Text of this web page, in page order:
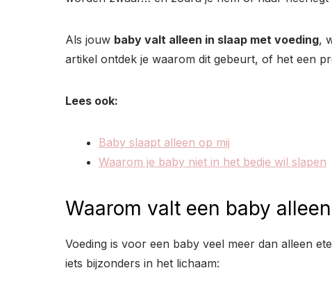
Als jouw baby valt alleen in slaap met voeding,
artikel ontdek je waarom dit gebeurt, of het een
Lees ook:
Baby slaapt alleen op mij
Waarom je baby niet in het bedje wil slapen
Waarom valt een baby
Voeding is voor een baby veel meer dan alleen
iets bijzonders in het lichaam: